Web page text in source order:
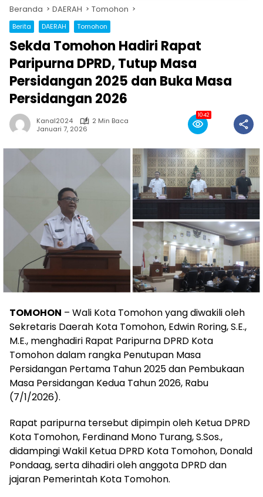
Beranda DAERAH Tomohon
Berita DAERAH Tomohon
Sekda Tomohon Hadiri Rapat
Paripurna DPRD, Tutup Masa
Persidangan 2025 dan Buka Masa
Persidangan 2026
Kanal2024
2 Min Baca
Januari 7, 2026
1042
TOMOHON – Wali Kota Tomohon yang diwakili oleh
Sekretaris Daerah Kota Tomohon, Edwin Roring, S.E.,
M.E., menghadiri Rapat Paripurna DPRD Kota
Tomohon dalam rangka Penutupan Masa
Persidangan Pertama Tahun 2025 dan Pembukaan
Masa Persidangan Kedua Tahun 2026, Rabu
(7/1/2026).
Rapat paripurna tersebut dipimpin oleh Ketua DPRD
Kota Tomohon, Ferdinand Mono Turang, S.Sos.,
didampingi Wakil Ketua DPRD Kota Tomohon, Donald
Pondaag, serta dihadiri oleh anggota DPRD dan
jajaran Pemerintah Kota Tomohon.